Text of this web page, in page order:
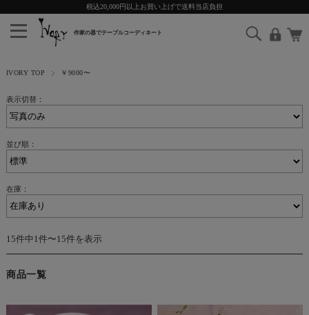
税込20,000円以上お買い上げで送料当店負担
IVORY TOP ￥9000〜
表示切替：
並び順：
在庫：
15件中1件〜15件を表示
商品一覧